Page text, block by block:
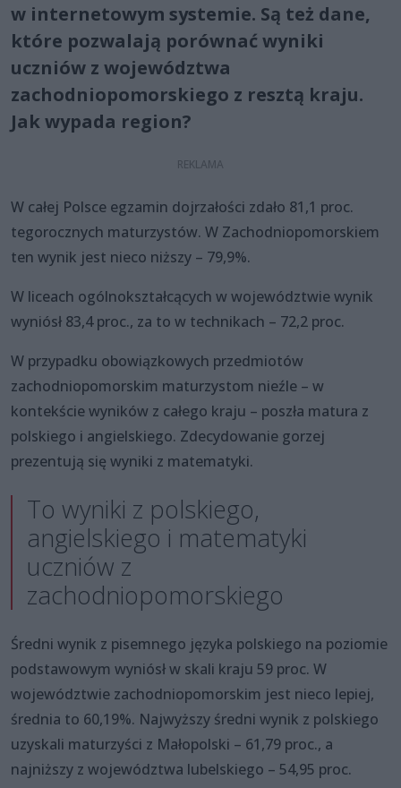
w internetowym systemie. Są też dane,
które pozwalają porównać wyniki
uczniów z województwa
zachodniopomorskiego z resztą kraju.
Jak wypada region?
W całej Polsce egzamin dojrzałości zdało 81,1 proc.
tegorocznych maturzystów. W Zachodniopomorskiem
ten wynik jest nieco niższy – 79,9%.
W liceach ogólnokształcących w województwie wynik
wyniósł 83,4 proc., za to w technikach – 72,2 proc.
W przypadku obowiązkowych przedmiotów
zachodniopomorskim maturzystom nieźle – w
kontekście wyników z całego kraju – poszła matura z
polskiego i angielskiego. Zdecydowanie gorzej
prezentują się wyniki z matematyki.
To wyniki z polskiego,
angielskiego i matematyki
uczniów z
zachodniopomorskiego
Średni wynik z pisemnego języka polskiego na poziomie
podstawowym wyniósł w skali kraju 59 proc. W
województwie zachodniopomorskim jest nieco lepiej,
średnia to 60,19%. Najwyższy średni wynik z polskiego
uzyskali maturzyści z Małopolski – 61,79 proc., a
najniższy z województwa lubelskiego – 54,95 proc.